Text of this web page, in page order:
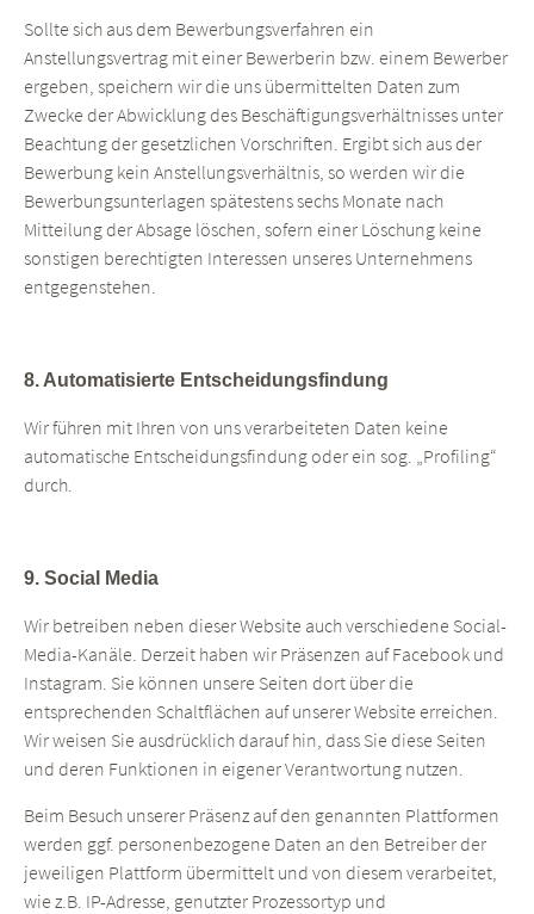
Sollte sich aus dem Bewerbungsverfahren ein
Anstellungsvertrag mit einer Bewerberin bzw. einem Bewerber
ergeben, speichern wir die uns übermittelten Daten zum
Zwecke der Abwicklung des Beschäftigungsverhältnisses unter
Beachtung der gesetzlichen Vorschriften. Ergibt sich aus der
Bewerbung kein Anstellungsverhältnis, so werden wir die
Bewerbungsunterlagen spätestens sechs Monate nach
Mitteilung der Absage löschen, sofern einer Löschung keine
sonstigen berechtigten Interessen unseres Unternehmens
entgegenstehen.
8. Automatisierte Entscheidungsfindung
Wir führen mit Ihren von uns verarbeiteten Daten keine
automatische Entscheidungsfindung oder ein sog. „Profiling“
durch.
9. Social Media
Wir betreiben neben dieser Website auch verschiedene Social-
Media-Kanäle. Derzeit haben wir Präsenzen auf Facebook und
Instagram. Sie können unsere Seiten dort über die
entsprechenden Schaltflächen auf unserer Website erreichen.
Wir weisen Sie ausdrücklich darauf hin, dass Sie diese Seiten
und deren Funktionen in eigener Verantwortung nutzen.
Beim Besuch unserer Präsenz auf den genannten Plattformen
werden ggf. personenbezogene Daten an den Betreiber der
jeweiligen Plattform übermittelt und von diesem verarbeitet,
wie z.B. IP-Adresse, genutzter Prozessortyp und